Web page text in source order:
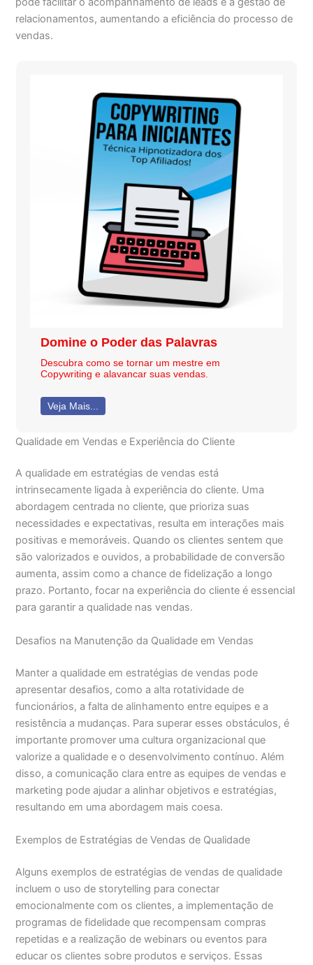
relacionamentos, aumentando a eficiência do processo de
vendas.
Domine o Poder das Palavras
Descubra como se tornar um mestre em
Copywriting e alavancar suas vendas.
Veja Mais...
Qualidade em Vendas e Experiência do Cliente
A qualidade em estratégias de vendas está
intrinsecamente ligada à experiência do cliente. Uma
abordagem centrada no cliente, que prioriza suas
necessidades e expectativas, resulta em interações mais
positivas e memoráveis. Quando os clientes sentem que
são valorizados e ouvidos, a probabilidade de conversão
aumenta, assim como a chance de fidelização a longo
prazo. Portanto, focar na experiência do cliente é essencial
para garantir a qualidade nas vendas.
Desafios na Manutenção da Qualidade em Vendas
Manter a qualidade em estratégias de vendas pode
apresentar desafios, como a alta rotatividade de
funcionários, a falta de alinhamento entre equipes e a
resistência a mudanças. Para superar esses obstáculos, é
importante promover uma cultura organizacional que
valorize a qualidade e o desenvolvimento contínuo. Além
disso, a comunicação clara entre as equipes de vendas e
marketing pode ajudar a alinhar objetivos e estratégias,
resultando em uma abordagem mais coesa.
Exemplos de Estratégias de Vendas de Qualidade
Alguns exemplos de estratégias de vendas de qualidade
incluem o uso de storytelling para conectar
emocionalmente com os clientes, a implementação de
programas de fidelidade que recompensam compras
repetidas e a realização de webinars ou eventos para
educar os clientes sobre produtos e serviços. Essas